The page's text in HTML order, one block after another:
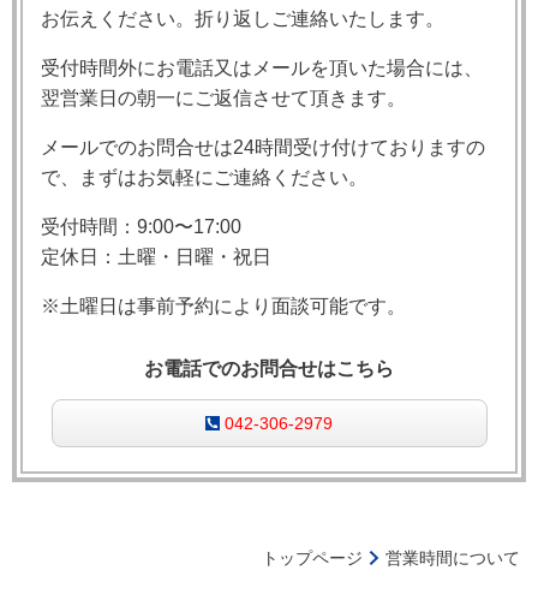
お伝えください。折り返しご連絡いたします。
受付時間外にお電話又はメールを頂いた場合には、
翌営業日の朝一にご返信させて頂きます。
メールでのお問合せは24時間受け付けておりますの
で、まずはお気軽にご連絡ください。
受付時間：9:00〜17:00
定休日：土曜・日曜・祝日
※土曜日は事前予約により面談可能です。
お電話でのお問合せはこちら
042-306-2979
トップページ 営業時間について